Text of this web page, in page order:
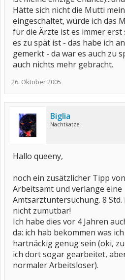
Hätte sich nicht die Mutti
eingeschaltet, würde ich das
für die Ärzte ist es immer erst
es zu spät ist - das habe ich
gemerkt - da war es auch zu
auch nichts mehr gebracht.
26. Oktober 2005
Biglia
Nachtkatze
Hallo queeny,
noch ein zusätzlicher Tipp
Arbeitsamt und verlange eine
Amtsarztuntersuchung. 8
nicht zumutbar!
Ich habe dies vor 4 Jahren
da: ich hab bekommen was
hartnäckig genug sein (oki,
ich dort sogar gearbeitet,
normaler Arbeitsloser).